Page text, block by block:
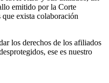
emitido por la Corte
exista colaboración
los derechos de los afiliados
ese es nuestro